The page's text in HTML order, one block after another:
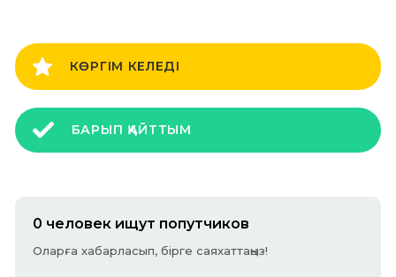
КӨРГІМ КЕЛЕДІ
БАРЫП ҚАЙТТЫМ
0 человек ищут попутчиков
Оларға хабарласып, бірге саяхаттаңыз!